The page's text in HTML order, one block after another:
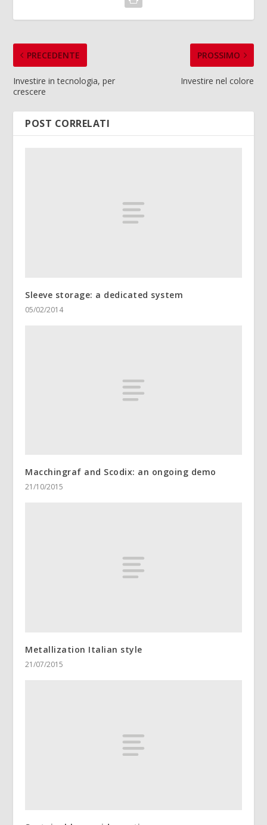
PRECEDENTE
Investire in tecnologia, per
crescere
PROSSIMO
Investire nel colore
POST CORRELATI
Sleeve storage: a dedicated system
05/02/2014
Macchingraf and Scodix: an ongoing demo
21/10/2015
Metallization Italian style
21/07/2015